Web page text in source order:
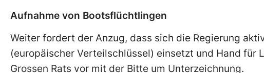
Aufnahme von Bootsflüchtlingen
Weiter fordert der Anzug, dass sich die Regierung
(europäischer Verteilschlüssel) einsetzt und Hand für
Grossen Rats vor mit der Bitte um Unterzeichnung.